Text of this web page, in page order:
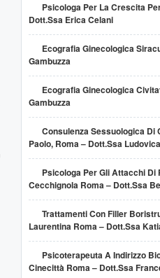
Psicologa Per La Crescita
Dott.ssa Erica Celani
Ecografia Ginecologica
Gambuzza
Ecografia Ginecologica
Gambuzza
Consulenza Sessuologica Di
Paolo, Roma – Dott.ssa
Psicologa Per Gli Attacchi Di
Cecchignola Roma – Dott.ssa
Trattamenti Con Filler
Laurentina Roma – Dott.ssa
Psicoterapeuta A Indirizzo
Cinecittà Roma – Dott.ssa